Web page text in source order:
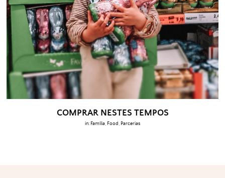
COMPRAR NESTES TEMPOS
in: Família, Food, Parcerias